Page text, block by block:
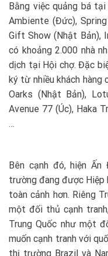
Bằng việc quảng bá
Ambiente (Đức),
Gift Show (Nhật Bản),
có khoảng 2.000 nhà
dịch tại Hội chợ. Đặc
ký từ nhiều khách hàng
Oarks (Nhật Bản),
Avenue 77 (Úc), Haka
…
Bên cạnh đó, hiện
trường đang được Hiệp
toàn cảnh hơn. Riêng
một đối thủ cạnh
Trung Quốc như một
muốn cạnh tranh với
thị trường Brazil và